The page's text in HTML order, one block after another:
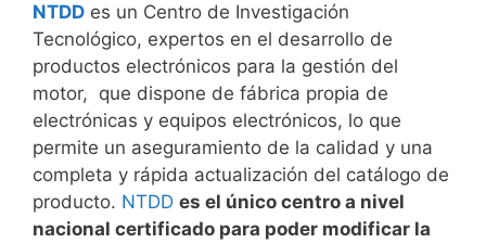
NTDD es un Centro de Investigación
Tecnológico, expertos en el desarrollo de
productos electrónicos para la gestión del
motor, que dispone de fábrica propia de
electrónicas y equipos electrónicos, lo que
permite un aseguramiento de la calidad y una
completa y rápida actualización del catálogo de
producto. NTDD es el único centro a nivel
nacional certificado para poder modificar la